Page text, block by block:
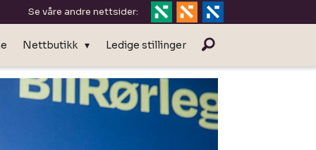
Se våre andre nettsider:
Nettbutikk Ledige stillinger